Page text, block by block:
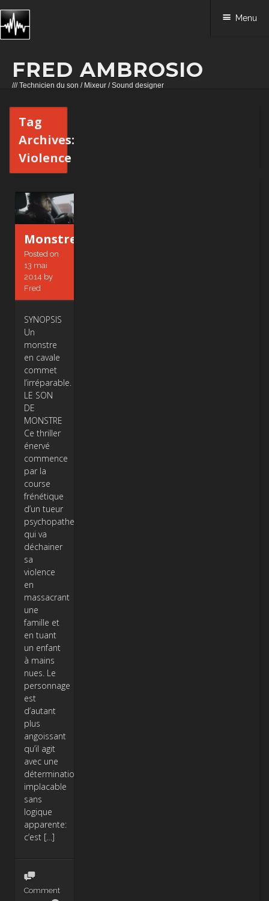
FRED AMBROSIO
/// Technicien du son / Mixeur / Sound designer
Menu
Skip to content
Tag
Archives:
Violence
Monstre
Posted on
13 mai
2014 by
Fred
SYNOPSIS
Un
monstre
en cavale
commet
l’irréparable.
LE SON
DE
MONSTRE
Ce thriller
énervé
commence
par la
course
frénétique
d’un tueur
psychopathe
qui va
déchainer
sa
violence
en
massacrant
une
famille et
en tuant
un enfant
à mains
nues. Le
personnage
est
d’autant
plus
angoissant
qu’il agit
avec une
détermination
implacable
sans
logique
apparente:
c’est […]
Comment